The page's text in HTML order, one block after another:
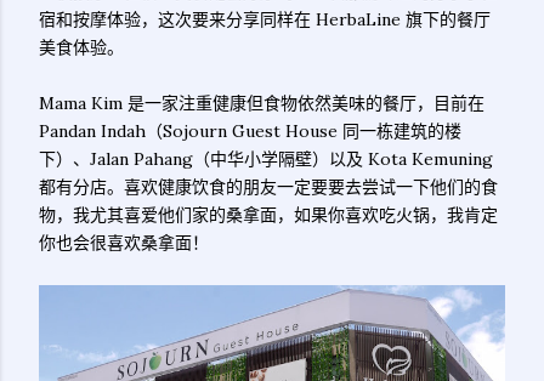
宿和按摩体验，这次要来分享同样在 HerbaLine 旗下的餐厅
美食体验。
Mama Kim 是一家注重健康但食物依然美味的餐厅，目前在
Pandan Indah（Sojourn Guest House 同一栋建筑的楼
下）、Jalan Pahang（中华小学隔壁）以及 Kota Kemuning
都有分店。喜欢健康饮食的朋友一定要要去尝试一下他们的食
物，我尤其喜爱他们家的桑拿面，如果你喜欢吃火锅，我肯定
你也会很喜欢桑拿面！